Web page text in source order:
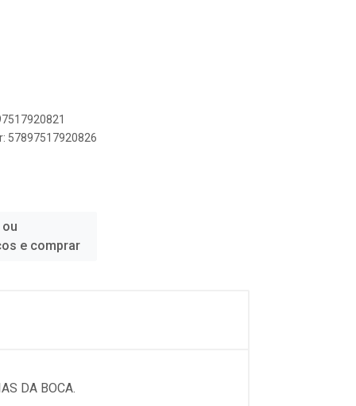
57897517920826
e comprar
DA BOCA.